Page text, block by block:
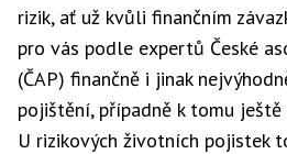
rizik, ať už kvůli finančním
pro vás podle expertů České
(ČAP) finančně i jinak
pojištění, případně k tomu
U rizikových životních pojistek